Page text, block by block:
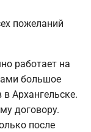
пожеланий
работает на
большое
Архангельске.
договору.
после